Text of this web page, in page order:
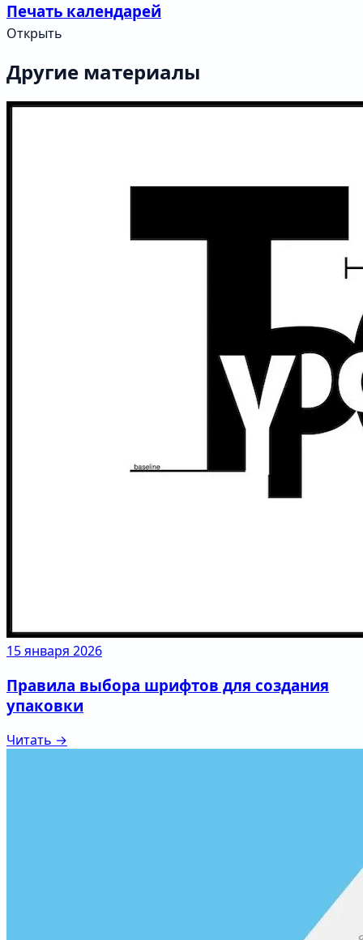
Печать календарей
Открыть
Другие материалы
15 января 2026
Правила выбора шрифтов для создания
упаковки
Читать →